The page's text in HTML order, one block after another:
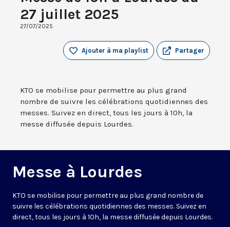
27 juillet 2025
27/07/2025
Partager
Ajouter à ma playlist
KTO se mobilise pour permettre au plus grand
nombre de suivre les célébrations quotidiennes des
messes. Suivez en direct, tous les jours à 10h, la
messe diffusée depuis Lourdes.
Messe à Lourdes
KTO se mobilise pour permettre au plus grand nombre de
suivre les célébrations quotidiennes des messes. Suivez en
direct, tous les jours à 10h, la messe diffusée depuis Lourdes.